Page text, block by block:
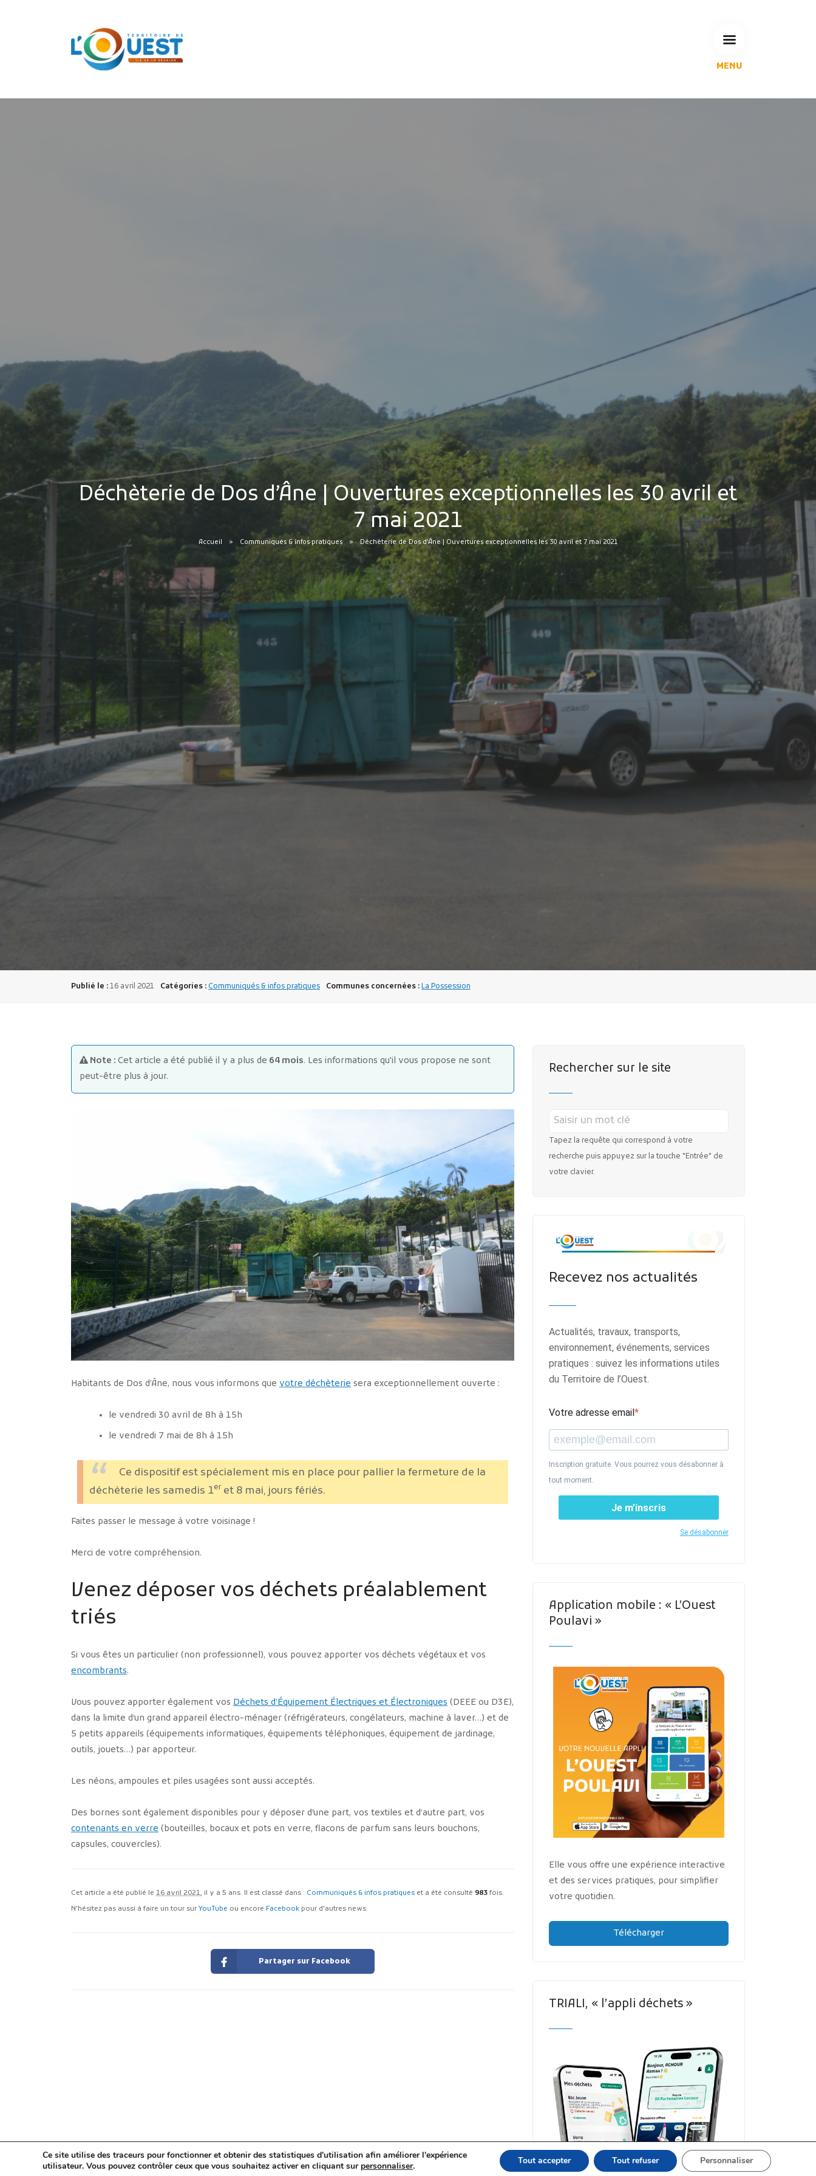
MENU
Publicité des actes
Marchés publics
Projets financés par l'Europe
Plans d'accès
Déchèterie de Dos d’Âne | Ouvertures exceptionnelles les 30 avril et
7 mai 2021
Accueil Communiqués & infos pratiques Déchèterie de Dos d’Âne | Ouvertures exceptionnelles les 30 avril et 7 mai 2021
Publié le :16 avril 2021 Catégories :Communiqués & infos pratiques Communes concernées :La Possession
Note : Cet article a été publié il y a plus de 64 mois. Les informations qu'il vous propose ne sont
peut-être plus à jour.
Habitants de Dos d’Âne, nous vous informons que votre déchèterie sera exceptionnellement ouverte :
le vendredi 30 avril de 8h à 15h
le vendredi 7 mai de 8h à 15h
Ce dispositif est spécialement mis en place pour pallier la fermeture de la
déchèterie les samedis 1er et 8 mai, jours fériés.
Faites passer le message à votre voisinage !
Merci de votre compréhension.
Venez déposer vos déchets préalablement
triés
Si vous êtes un particulier (non professionnel), vous pouvez apporter vos déchets végétaux et vos
encombrants.
Vous pouvez apporter également vos Déchets d’Équipement Électriques et Électroniques (DEEE ou D3E),
dans la limite d’un grand appareil électro-ménager (réfrigérateurs, congélateurs, machine à laver…) et de
5 petits appareils (équipements informatiques, équipements téléphoniques, équipement de jardinage,
outils, jouets…) par apporteur.
Les néons, ampoules et piles usagées sont aussi acceptés.
Des bornes sont également disponibles pour y déposer d’une part, vos textiles et d’autre part, vos
contenants en verre (bouteilles, bocaux et pots en verre, flacons de parfum sans leurs bouchons,
capsules, couvercles).
Cet article a été publié le 16 avril 2021, il y a 5 ans. Il est classé dans : Communiqués & infos pratiques et a été consulté 983 fois.
N'hésitez pas aussi à faire un tour sur YouTube ou encore Facebook pour d'autres news.
Partager sur Facebook
Rechercher sur le site
Tapez la requête qui correspond à votre
recherche puis appuyez sur la touche "Entrée" de
votre clavier.
Recevez nos actualités
Actualités, travaux, transports,
environnement, événements, services
pratiques : suivez les informations utiles
du Territoire de l’Ouest.
Votre adresse email
Inscription gratuite. Vous pourrez vous désabonner à
tout moment.
Je m’inscris
Se désabonner
Application mobile : « L’Ouest
Poulavi »
Elle vous offre une expérience interactive
et des services pratiques, pour simplifier
votre quotidien.
Télécharger
TRIALI, « l’appli déchets »
Ce site utilise des traceurs pour fonctionner et obtenir des statistiques d'utilisation afin améliorer l'expérience
utilisateur. Vous pouvez contrôler ceux que vous souhaitez activer en cliquant sur personnaliser. Tout accepter Tout refuser Personnaliser